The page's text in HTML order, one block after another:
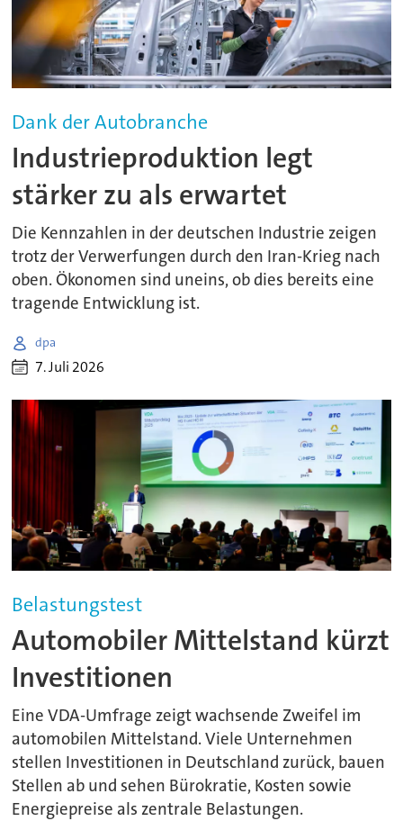
Dank der Autobranche
Industrieproduktion legt
stärker zu als erwartet
Die Kennzahlen in der deutschen Industrie zeigen
trotz der Verwerfungen durch den Iran-Krieg nach
oben. Ökonomen sind uneins, ob dies bereits eine
tragende Entwicklung ist.
dpa
7. Juli 2026
Belastungstest
Automobiler Mittelstand kürzt
Investitionen
Eine VDA-Umfrage zeigt wachsende Zweifel im
automobilen Mittelstand. Viele Unternehmen
stellen Investitionen in Deutschland zurück, bauen
Stellen ab und sehen Bürokratie, Kosten sowie
Energiepreise als zentrale Belastungen.